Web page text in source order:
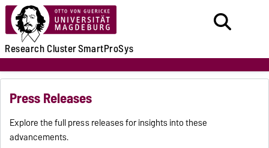
ResearchClusterSmartProSys
Press Releases
Explore the full press releases for insights into these
advancements.